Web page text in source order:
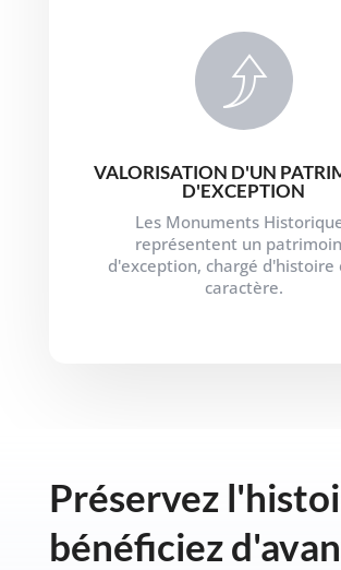
VALORISATION D'UN
D'EXCEPTION
Les Monuments
représentent un
d'exception, chargé d'histoire
caractère.
Préservez
bénéficiez